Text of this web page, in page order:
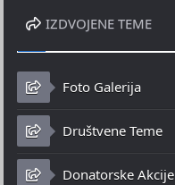
IZDVOJENE TEME
Foto Galerija
Društvene Teme
Donatorske Akcije